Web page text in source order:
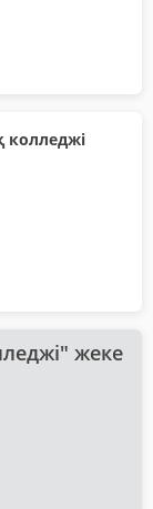
колледжі
жеке